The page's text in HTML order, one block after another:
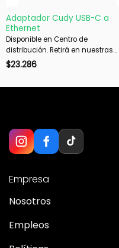
Adaptador Cudy USB-C a
Ethernet
Disponible en Centro de
distribución. Retirá en nuestras
sucursales en 48 hs hábiles. Si es
$23.286
Empresa
Nosotros
Empleos